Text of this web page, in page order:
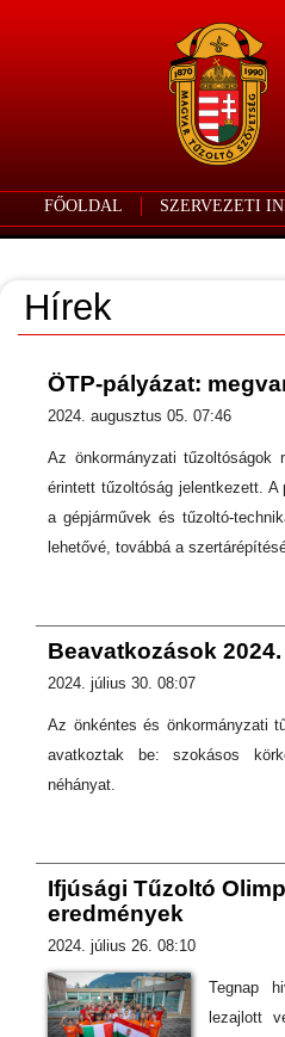
FŐOLDAL SZERVEZETI
Hírek
ÖTP-pályázat:
2024. augusztus 05. 07:46
Az önkormányzati
érintett tűzoltóság jelentkezett.
a gépjárművek és tűzoltó-
lehetővé, továbbá a
Beavatkozások
2024. július 30. 08:07
Az önkéntes és önkormányzati
avatkoztak be: szokásos
néhányat.
Ifjúsági Tűzoltó
eredmények
2024. július 26. 08:10
Tegnap
lezajlott